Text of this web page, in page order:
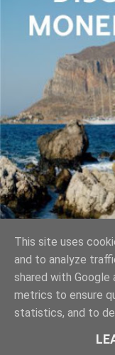
IATRIKOS.gr
11ο
50ο Διεθνές
Θεσσαλονίκη,
Χρήση
This site uses
and to analyze
shared with
metrics to ensure
statistics, and to